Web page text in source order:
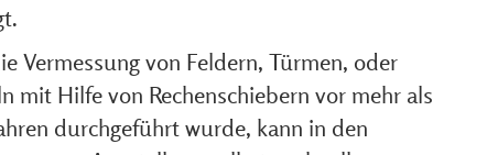
Vermessung von Feldern, Türmen, oder
mit Hilfe von Rechenschiebern vor mehr als
durchgeführt wurde, kann in den